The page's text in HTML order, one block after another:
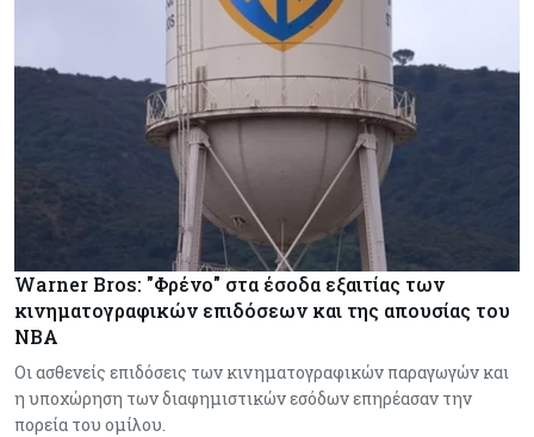
Warner Bros: "Φρένο" στα έσοδα εξαιτίας των
κινηματογραφικών επιδόσεων και της απουσίας του
NBA
Οι ασθενείς επιδόσεις των κινηματογραφικών παραγωγών και
η υποχώρηση των διαφημιστικών εσόδων επηρέασαν την
πορεία του ομίλου.